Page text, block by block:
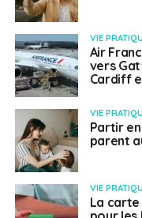
VIE
Air
vers
Cardiff
VIE
Partir
parent
VIE
La